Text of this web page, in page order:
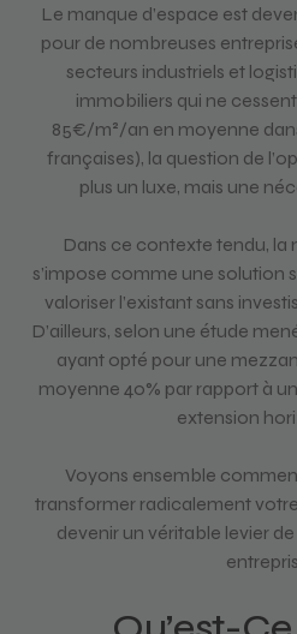
Le manque d’espace est
pour de nombreuses
secteurs industriels et
immobiliers qui ne
85€/m²/an en moyenne
françaises), la question de
plus un luxe, mais une
Dans ce contexte tendu, la
s’impose comme une solution
valoriser l’existant sans
D’ailleurs, selon une étude
ayant opté pour une
moyenne 40% par rapport à
extension
Voyons ensemble
transformer radicalement
devenir un véritable levier